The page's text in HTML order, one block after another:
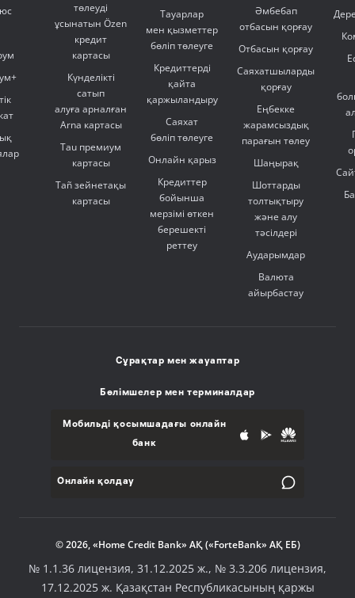
төлеуді
ұсынатын Özen
кредит
картасы
Күнделікті
сатып
алуға арналған
Arna картасы
Tau премиум
картасы
Tañ зейнетақы
картасы
Тауарлар
мен қызметтер
бөліп төлеуге
Кредиттерді
қайта
қаржыландыру
Саяхат
бөліп төлеуге
Онлайн қарыз
Кредиттер
бойынша
мерзімі өткен
берешекті
реттеу
Әмбебап
отбасын қорғау
Отбасын қорғау
Саяхатшыларды
қорғау
Еңбекке
жарамсыздық
парағын төлеу
Шаңырақ
Шоттарды
толтықтыру
және алу
тәсілдері
Аударымдар
Валюта
айырбастау
Сұрақтар мен жауаптар
Бөлімшелер мен терминалдар
Мобильді қосымшадағы онлайн
банк
Онлайн қолдау
© 2026, «Home Credit Bank» АҚ («ForteBank» АҚ ЕБ)
№ 1.1.36 лицензия, 31.12.2025 ж., № 3.3.206 лицензия,
17.12.2025 ж. Қазақстан Республикасының қаржы